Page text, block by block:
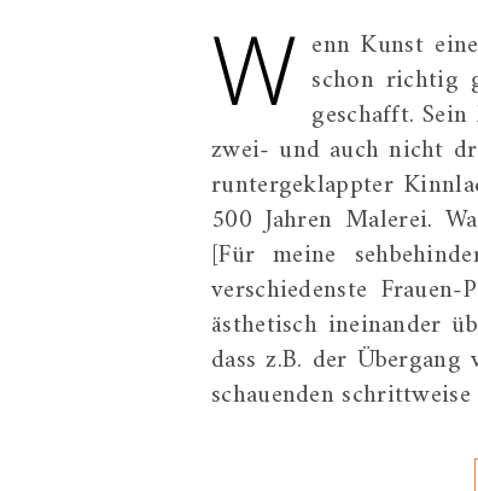
W enn Kunst
schon richtig
geschafft.
zwei- und auch nicht
runtergeklappter
500 Jahren Malerei.
[Für meine
verschiedenste
ästhetisch ineinander
dass z.B. der
schauenden